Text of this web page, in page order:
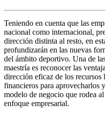
Teniendo en cuenta que las
nacional como internacional,
dirección distinta al resto, en
profundizarán en las nuevas
del ámbito deportivo. Una de
maestría es reconocer las
dirección eficaz de los recursos
financieros para aprovecharlos
modelo de negocio que rodea
enfoque empresarial.